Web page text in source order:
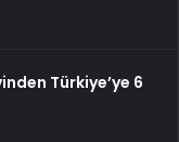
Türkiye’ye 6